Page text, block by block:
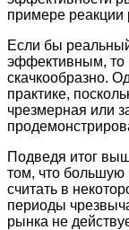
примере реакции
Если бы
эффективным, то
скачкообразно.
практике,
чрезмерная или
Подведя итог
том, что
считать в
периоды
рынка не